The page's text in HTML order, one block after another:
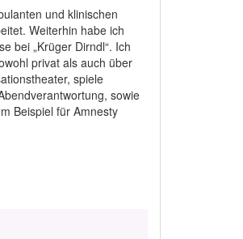
und klinischen
Weiterhin habe ich
bei „Krüger Dirndl“. Ich
privat als auch über
spiele
sowie
Beispiel für Amnesty